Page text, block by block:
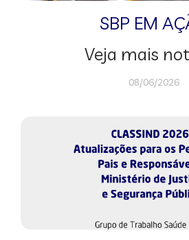
SBP EM
Veja mais
08/06/2026